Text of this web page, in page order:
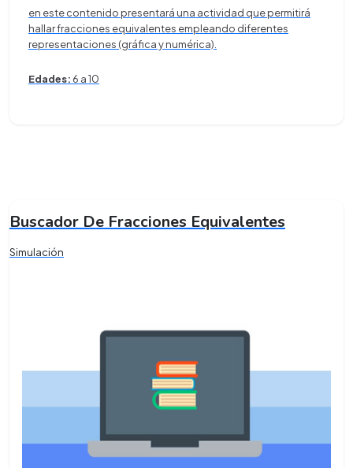
en este contenido presentará una actividad que permitirá
hallar fracciones equivalentes empleando diferentes
representaciones (gráfica y numérica).
Edades: 6 a 10
Buscador De Fracciones Equivalentes
Simulación